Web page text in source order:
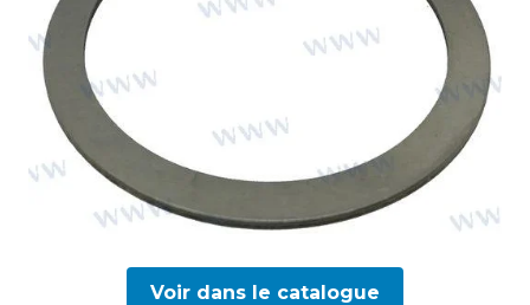
Voir dans le catalogue